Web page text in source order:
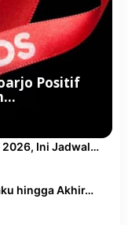
Positif
2026, Ini Jadwal…
hingga Akhir…